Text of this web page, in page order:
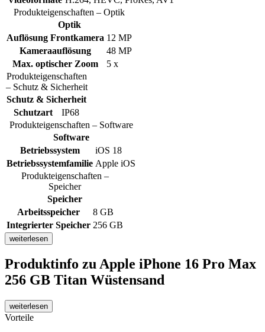
Produkteigenschaften – Optik
Optik
Auflösung Frontkamera 12 MP
Kameraauflösung
48 MP
Max. optischer Zoom
5 x
Produkteigenschaften
– Schutz & Sicherheit
Schutz & Sicherheit
Schutzart
IP68
Produkteigenschaften – Software
Software
Betriebssystem
iOS 18
Betriebssystemfamilie Apple iOS
Produkteigenschaften –
Speicher
Speicher
Arbeitsspeicher
8 GB
Integrierter Speicher 256 GB
weiterlesen
Produktinfo zu Apple iPhone 16 Pro Max
256 GB Titan Wüstensand
weiterlesen
Vorteile